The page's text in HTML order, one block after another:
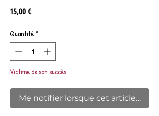
15,00 €Prix
Quantité *
Victime de son succès
Me notifier lorsque cet article est